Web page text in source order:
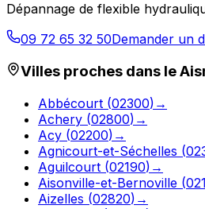
Dépannage de flexible
09 72 65 32 50Demander un
Villes proches dans le
Abbécourt (02300) →
Achery (02800) →
Acy (02200) →
Agnicourt-et-Séchelles (
Aguilcourt (02190) →
Aisonville-et-Bernoville (
Aizelles (02820) →